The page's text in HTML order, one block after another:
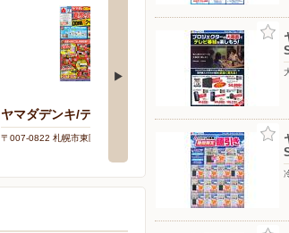
ヤマダデンキ/テックランド札幌苗穂店
〒007-0822 札幌市東区東雁来2条1-1-16 〒062-0051